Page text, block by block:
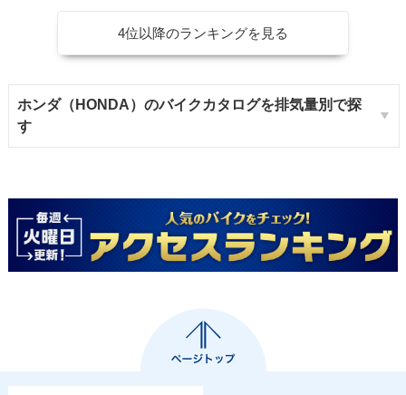
4位以降のランキングを見る
ホンダ（HONDA）のバイクカタログを排気量別で探
す